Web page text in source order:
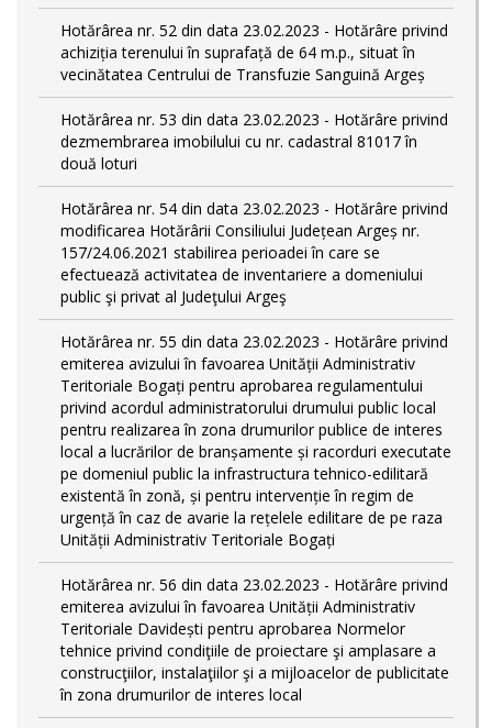
Hotărârea nr. 52 din data 23.02.2023 - Hotărâre privind
achiziția terenului în suprafață de 64 m.p., situat în
vecinătatea Centrului de Transfuzie Sanguină Argeș
Hotărârea nr. 53 din data 23.02.2023 - Hotărâre privind
dezmembrarea imobilului cu nr. cadastral 81017 în
două loturi
Hotărârea nr. 54 din data 23.02.2023 - Hotărâre privind
modificarea Hotărârii Consiliului Județean Argeș nr.
157/24.06.2021 stabilirea perioadei în care se
efectuează activitatea de inventariere a domeniului
public şi privat al Judeţului Argeş
Hotărârea nr. 55 din data 23.02.2023 - Hotărâre privind
emiterea avizului în favoarea Unității Administrativ
Teritoriale Bogați pentru aprobarea regulamentului
privind acordul administratorului drumului public local
pentru realizarea în zona drumurilor publice de interes
local a lucrărilor de branșamente și racorduri executate
pe domeniul public la infrastructura tehnico-edilitară
existentă în zonă, și pentru intervenție în regim de
urgență în caz de avarie la rețelele edilitare de pe raza
Unității Administrativ Teritoriale Bogați
Hotărârea nr. 56 din data 23.02.2023 - Hotărâre privind
emiterea avizului în favoarea Unității Administrativ
Teritoriale Davidești pentru aprobarea Normelor
tehnice privind condiţiile de proiectare şi amplasare a
construcţiilor, instalaţiilor şi a mijloacelor de publicitate
în zona drumurilor de interes local